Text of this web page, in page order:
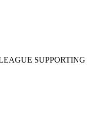
SUPPORTING